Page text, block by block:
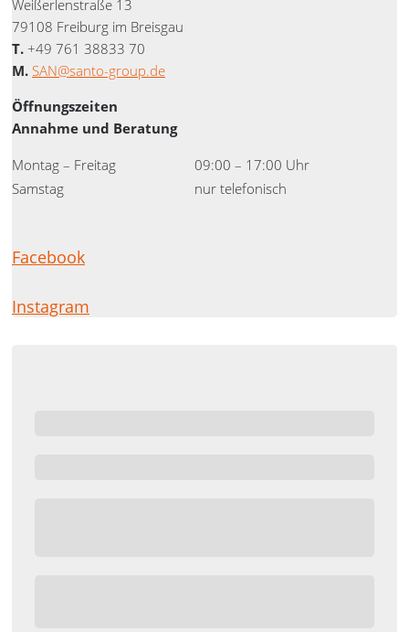
Weißerlenstraße 13
79108 Freiburg im Breisgau
T. +49 761 38833 70
M. SAN@santo-group.de
Öffnungszeiten
Annahme und Beratung
Montag – Freitag
09:00 – 17:00 Uhr
Samstag
nur telefonisch
Facebook
Instagram